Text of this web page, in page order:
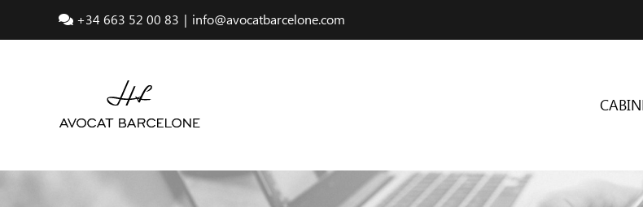
au
+34 663 52 00 83 | info@avocatbarcelone.com